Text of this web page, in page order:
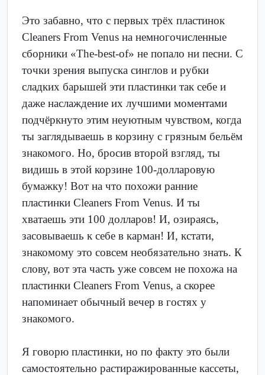
Это забавно, что с первых трёх пластинок
Cleaners From Venus на немногочисленные
сборники «The-best-of» не попало ни песни. С
точки зрения выпуска синглов и рубки
сладких барышей эти пластинки так себе и
даже наслаждение их лучшими моментами
подчёркнуто этим неуютным чувством, когда
ты заглядываешь в корзину с грязным бельём
знакомого. Но, бросив второй взгляд, ты
видишь в этой корзине 100-долларовую
бумажку! Вот на что похожи ранние
пластинки Cleaners From Venus. И ты
хватаешь эти 100 долларов! И, озираясь,
засовываешь к себе в карман! И, кстати,
знакомому это совсем необязательно знать. К
слову, вот эта часть уже совсем не похожа на
пластинки Cleaners From Venus, а скорее
напоминает обычный вечер в гостях у
знакомого.
Я говорю пластинки, но по факту это были
самостоятельно растиражированные кассеты,